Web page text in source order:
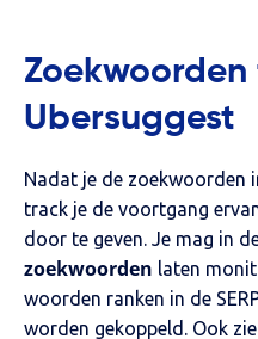
Ubersuggest
Nadat je de zoekwoorden
track je de voortgang
door te geven. Je mag in
zoekwoorden laten
woorden ranken in de
worden gekoppeld. Ook